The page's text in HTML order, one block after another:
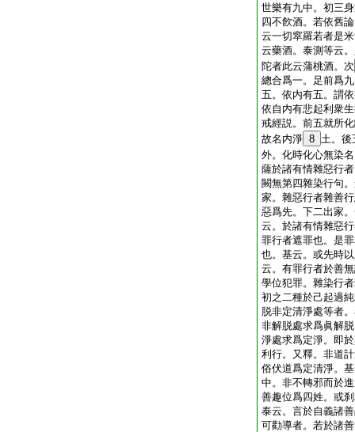
世樂有九中。初三
四不飮酒。若依舊
云一切窣羅若者是
云藥酒。泰測等云
陀者此云蒲桃酒。次
總合爲一。足前爲
五。依内有五。謂
依自内有悲起利衆
戒經説。前五就所
故名内淨 8 土。後
外。化時化心無染
薩於諸有情雜惡行
闕無第四雜染行句
家。雜惡行者雜善
惡爲先。下二出家
云。於諸有情雜惡
罪行者遮罪也。是
也。基云。或先時
云。有罪行者於善
學位犯罪。雜染行
初之二種於己起過
脱非定清淨處等者
非解脱處求爲眞解
淨處求爲定淨。即
利行。又釋。非道
俗伏道爲定清淨。
中。非不轉邪而於
善趣位爲四姓。或
泰云。言於自義諸
可勸導者。若於諸